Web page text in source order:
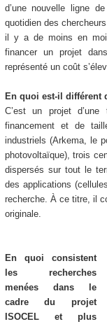
d’une nouvelle ligne
quotidien des
il y a de moins en
financer un projet
représenté un coût
En quoi est-il différent
C’est un projet
financement et de
industriels (Arkema, le
photovoltaïque), trois
dispersés sur tout le
des applications
recherche. À ce titre, il
originale.
En quoi consistent
les recherches
menées dans le
cadre du projet
ISOCEL et plus